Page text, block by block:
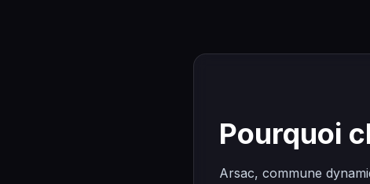
Pourquoi
Arsac, commune